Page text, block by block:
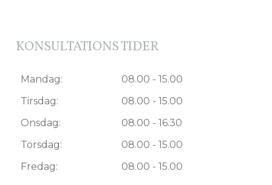
KONSULTATIONS TIDER
Mandag:
08.00 - 15.00
Tirsdag:
08.00 - 15.00
Onsdag:
08.00 - 16.30
Torsdag:
08.00 - 15.00
Fredag:
08.00 - 15.00